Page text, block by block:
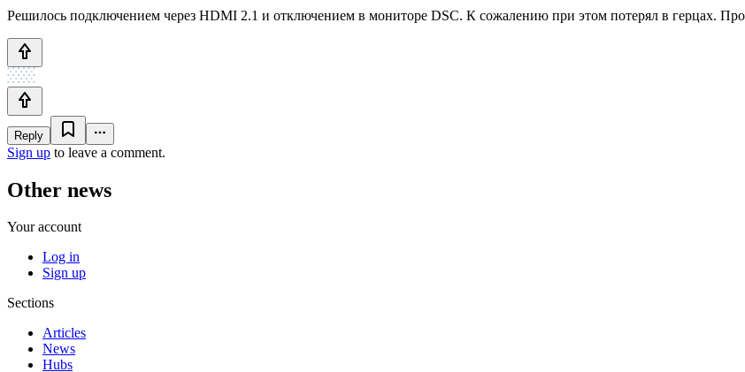
Решилось подключением через HDMI 2.1 и отключением в мониторе DSC. К сожалению при этом потерял в герцах.
Reply
Sign up to leave a comment.
Other news
Your account
Log in
Sign up
Sections
Articles
News
Hubs